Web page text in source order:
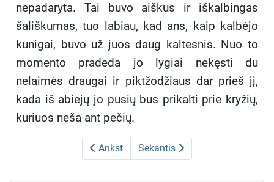
nepadaryta. Tai buvo aiškus ir iškalbingas
šališkumas, tuo labiau, kad ans, kaip kalbėjo
kunigai, buvo už juos daug kaltesnis. Nuo to
momento pradeda jo lygiai nekęsti du
nelaimės draugai ir piktžodžiaus dar prieš jį,
kada iš abiejų jo pusių bus prikalti prie kryžių,
kuriuos neša ant pečių.
Ankst Sekantis